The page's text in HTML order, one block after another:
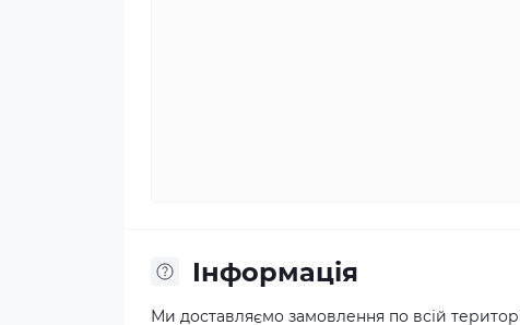
Iнформація
Ми доставляємо замовлення по всій